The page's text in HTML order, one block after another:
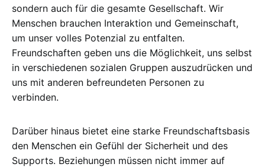
sondern auch für die gesamte Gesellschaft. Wir
Menschen brauchen Interaktion und Gemeinschaft,
um unser volles Potenzial zu entfalten.
Freundschaften geben uns die Möglichkeit, uns selbst
in verschiedenen sozialen Gruppen auszudrücken und
uns mit anderen befreundeten Personen zu
verbinden.
Darüber hinaus bietet eine starke Freundschaftsbasis
den Menschen ein Gefühl der Sicherheit und des
Supports. Beziehungen müssen nicht immer auf